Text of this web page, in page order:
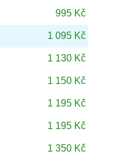
995 Kč
1 095 Kč
1 130 Kč
1 150 Kč
1 195 Kč
1 195 Kč
1 350 Kč